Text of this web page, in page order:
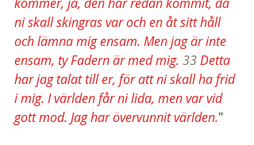
ni skall skingras var och en åt sitt håll
och lämna mig ensam. Men jag är inte
ensam, ty Fadern är med mig. 33 Detta
har jag talat till er, för att ni skall ha frid
i mig. I världen får ni lida, men var vid
gott mod. Jag har övervunnit världen."